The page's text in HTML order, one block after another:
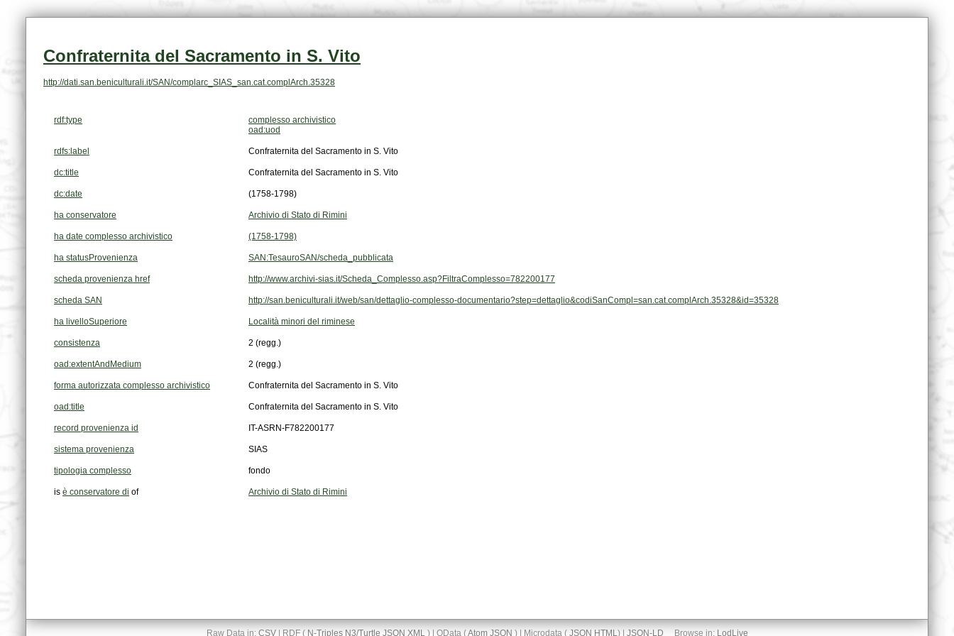
Confraternita del Sacramento in S. Vito
http://dati.san.beniculturali.it/SAN/complarc_SIAS_san.cat.complArch.35328
rdf:type
complesso archivistico
oad:uod
rdfs:label Confraternita del Sacramento in S. Vito
dc:title Confraternita del Sacramento in S. Vito
dc:date (1758-1798)
ha conservatore Archivio di Stato di Rimini
ha date complesso archivistico (1758-1798)
ha statusProvenienza SAN:TesauroSAN/scheda_pubblicata
scheda provenienza href http://www.archivi-sias.it/Scheda_Complesso.asp?FiltraComplesso=782200177
scheda SAN http://san.beniculturali.it/web/san/dettaglio-complesso-documentario?step=dettaglio&codiSanCompl=san.cat.complArch.35328&id=35328
ha livelloSuperiore Località minori del riminese
consistenza 2 (regg.)
oad:extentAndMedium 2 (regg.)
forma autorizzata complesso archivistico Confraternita del Sacramento in S. Vito
oad:title Confraternita del Sacramento in S. Vito
record provenienza id IT-ASRN-F782200177
sistema provenienza SIAS
tipologia complesso fondo
is è conservatore di of Archivio di Stato di Rimini
Raw Data in: CSV| RDF ( N-Triples N3/Turtle JSON XML) | OData (Atom JSON ) | Microdata ( JSON HTML) | JSON-LD Browse in: LodLive